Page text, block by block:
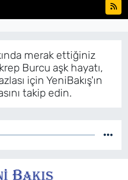
merak ettiğiniz
Burcu aşk hayatı,
için YeniBakış'ın
takip edin.